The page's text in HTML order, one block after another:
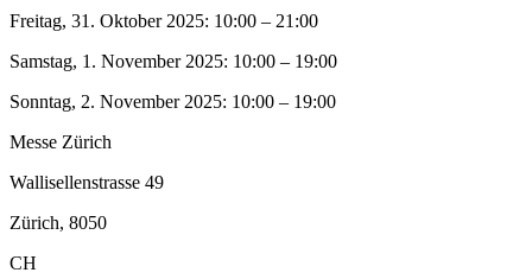
Freitag, 31. Oktober 2025: 10:00 – 21:00
Samstag, 1. November 2025: 10:00 – 19:00
Sonntag, 2. November 2025: 10:00 – 19:00
Messe Zürich
Wallisellenstrasse 49
Zürich, 8050
CH